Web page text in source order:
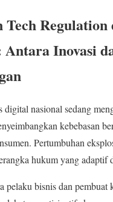
Tech Regulation
Antara Inovasi
digital nasional sedang
kebebasan
Pertumbuhan
hukum yang adaptif
pelaku bisnis dan pembuat